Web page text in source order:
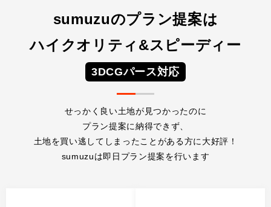
sumuzuのプラン提案は
ハイクオリティ&スピーディー
3DCGパース対応
せっかく良い土地が見つかったのに
プラン提案に納得できず、
土地を買い逃してしまったことがある方に大好評！
sumuzuは即日プラン提案を行います